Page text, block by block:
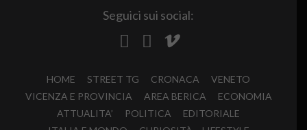
Seguici sui social:
HOME STREET TG CRONACA
VENETO
VICENZA E PROVINCIA
AREA BERICA
ECONOMIA
ATTUALITA’
POLITICA
EDITORIALE